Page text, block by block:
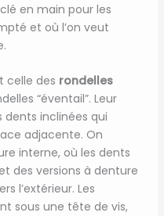
en main pour les
et où l’on veut
celle des rondelles
“éventail”. Leur
dents inclinées qui
adjacente. On
interne, où les dents
des versions à denture
l’extérieur. Les
sous une tête de vis,